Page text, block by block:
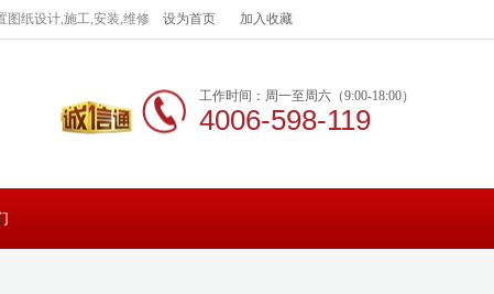
图纸设计,施工,安装,维修 设为首页 加入收藏
工作时间：周一至周六（9:00-18:00）
4006-598-119